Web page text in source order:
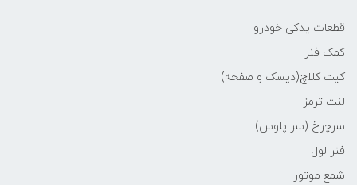
قطعات یدکی خودرو
کمک فنر
کیت کلاچ(دیسک و صفحه)
لنت ترمز
سرچرخ (سر پلوس)
فنر لول
شمع موتور